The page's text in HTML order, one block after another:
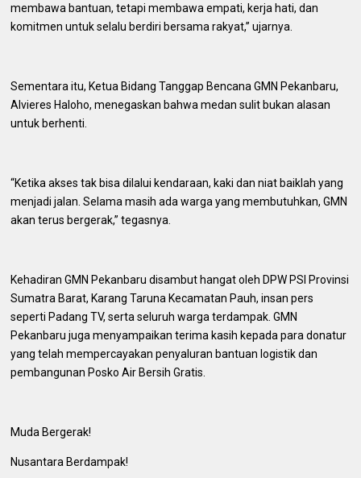
membawa bantuan, tetapi membawa empati, kerja hati, dan
komitmen untuk selalu berdiri bersama rakyat,” ujarnya.
Sementara itu, Ketua Bidang Tanggap Bencana GMN Pekanbaru,
Alvieres Haloho, menegaskan bahwa medan sulit bukan alasan
untuk berhenti.
“Ketika akses tak bisa dilalui kendaraan, kaki dan niat baiklah yang
menjadi jalan. Selama masih ada warga yang membutuhkan, GMN
akan terus bergerak,” tegasnya.
Kehadiran GMN Pekanbaru disambut hangat oleh DPW PSI Provinsi
Sumatra Barat, Karang Taruna Kecamatan Pauh, insan pers
seperti Padang TV, serta seluruh warga terdampak. GMN
Pekanbaru juga menyampaikan terima kasih kepada para donatur
yang telah mempercayakan penyaluran bantuan logistik dan
pembangunan Posko Air Bersih Gratis.
Muda Bergerak!
Nusantara Berdampak!